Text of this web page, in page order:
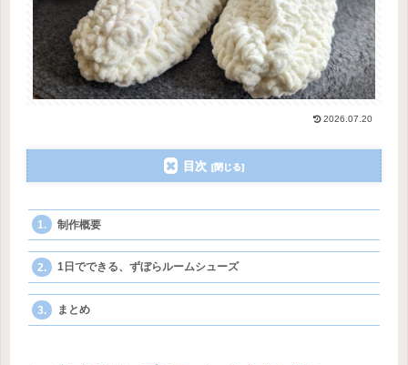
2026.07.20
目次
制作概要
1日でできる、ずぼらルームシューズ
まとめ